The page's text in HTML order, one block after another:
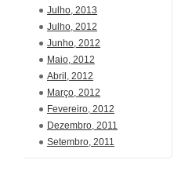
Julho, 2013
Julho, 2012
Junho, 2012
Maio, 2012
Abril, 2012
Março, 2012
Fevereiro, 2012
Dezembro, 2011
Setembro, 2011